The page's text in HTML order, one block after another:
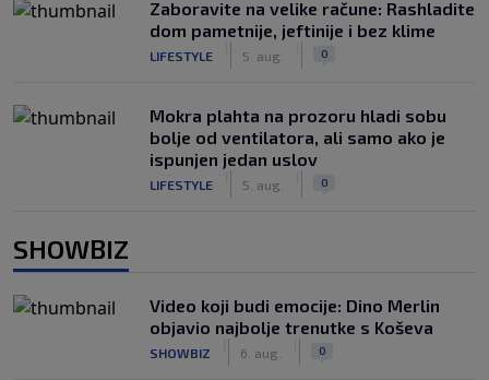
Zaboravite na velike račune: Rashladite
dom pametnije, jeftinije i bez klime
LIFESTYLE 5. aug. 0
Mokra plahta na prozoru hladi sobu
bolje od ventilatora, ali samo ako je
ispunjen jedan uslov
LIFESTYLE 5. aug. 0
SHOWBIZ
Video koji budi emocije: Dino Merlin
objavio najbolje trenutke s Koševa
SHOWBIZ 6. aug. 0